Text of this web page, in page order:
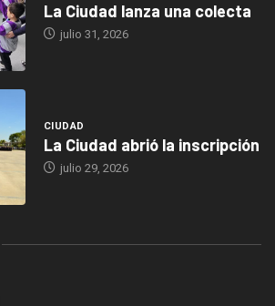
La Ciudad lanza una colecta
julio 31, 2026
CIUDAD
La Ciudad abrió la inscripción
julio 29, 2026